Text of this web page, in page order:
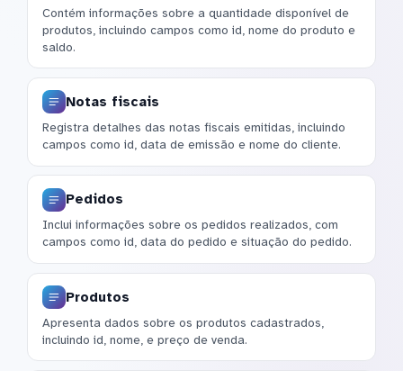
Contém informações sobre a quantidade disponível de
produtos, incluindo campos como id, nome do produto e
saldo.
Notas fiscais
Registra detalhes das notas fiscais emitidas, incluindo
campos como id, data de emissão e nome do cliente.
Pedidos
Inclui informações sobre os pedidos realizados, com
campos como id, data do pedido e situação do pedido.
Produtos
Apresenta dados sobre os produtos cadastrados,
incluindo id, nome, e preço de venda.